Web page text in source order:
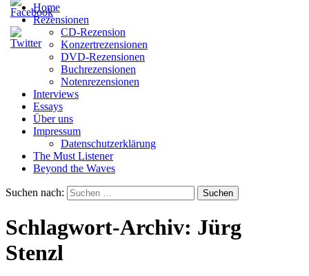
Home
Rezensionen
CD-Rezension
Konzertrezensionen
DVD-Rezensionen
Buchrezensionen
Notenrezensionen
Interviews
Essays
Über uns
Impressum
Datenschutzerklärung
The Must Listener
Beyond the Waves
Suchen nach:
Schlagwort-Archiv: Jürg
Stenzl